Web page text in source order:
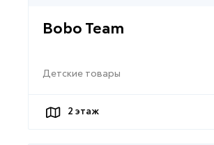
Bobo Team
Детские товары
2 этаж